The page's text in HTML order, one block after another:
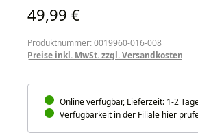
Regulärer Preis:
49,99 €
Produktnummer: 0019960-016-008
Preise inkl. MwSt. zzgl. Versandkosten
Online verfügbar, Lieferzeit: 1-2
Verfügbarkeit in der Filiale hier